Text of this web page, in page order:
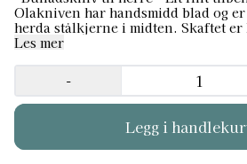
Olakniven har handsmidd blad og
herda stålkjerne i midten. Skaftet er
som med sitt særpreg gir kniven eit
slire. Godt norsk handverk! Dimensjoner: 190 mm
Les mer
-